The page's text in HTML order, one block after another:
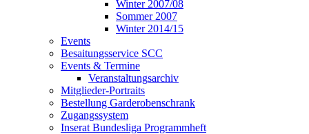
Winter 2007/08
Sommer 2007
Winter 2014/15
Events
Besaitungsservice SCC
Events & Termine
Veranstaltungsarchiv
Mitglieder-Portraits
Bestellung Garderobenschrank
Zugangssystem
Inserat Bundesliga Programmheft